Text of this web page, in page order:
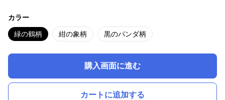
カラー
緑の鶴柄 紺の象柄 黒のパンダ柄
購入画面に進む
カートに追加する